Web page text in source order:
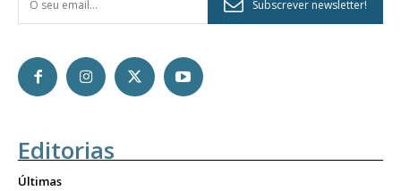
Subscrever newsletter!
Editorias
Últimas